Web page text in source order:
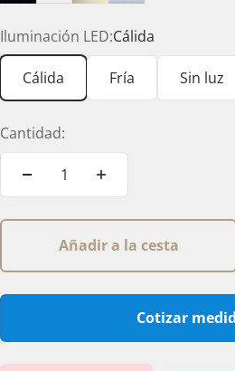
NegroBlancoChampagne
Silver
Iluminación LED:Cálida
Cálida Fría Sin luz
Cantidad:
Añadir a la cesta
Cotizar